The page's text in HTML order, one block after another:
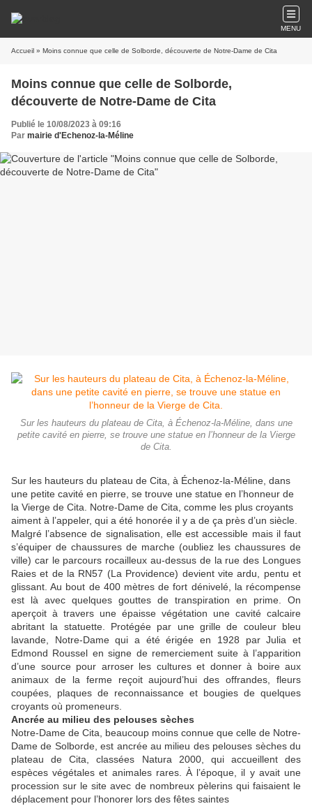
MENU
Accueil » Moins connue que celle de Solborde, découverte de Notre-Dame de Cita
Moins connue que celle de Solborde,
découverte de Notre-Dame de Cita
Publié le 10/08/2023 à 09:16
Par mairie d'Echenoz-la-Méline
Sur les hauteurs du plateau de Cita, à Échenoz-la-Méline, dans une
petite cavité en pierre, se trouve une statue en l’honneur de la Vierge
de Cita.
Sur les hauteurs du plateau de Cita, à Échenoz-la-Méline, dans
une petite cavité en pierre, se trouve une statue en l’honneur de
la Vierge de Cita. Notre-Dame de Cita, comme les plus croyants
aiment à l’appeler, qui a été honorée il y a de ça près d’un siècle.
Malgré l’absence de signalisation, elle est accessible mais il faut
s’équiper de chaussures de marche (oubliez les chaussures de
ville) car le parcours rocailleux au-dessus de la rue des Longues
Raies et de la RN57 (La Providence) devient vite ardu, pentu et
glissant. Au bout de 400 mètres de fort dénivelé, la récompense
est là avec quelques gouttes de transpiration en prime. On
aperçoit à travers une épaisse végétation une cavité calcaire
abritant la statuette. Protégée par une grille de couleur bleu
lavande, Notre-Dame qui a été érigée en 1928 par Julia et
Edmond Roussel en signe de remerciement suite à l’apparition
d’une source pour arroser les cultures et donner à boire aux
animaux de la ferme reçoit aujourd’hui des offrandes, fleurs
coupées, plaques de reconnaissance et bougies de quelques
croyants où promeneurs.
Ancrée au milieu des pelouses sèches
Notre-Dame de Cita, beaucoup moins connue que celle de Notre-
Dame de Solborde, est ancrée au milieu des pelouses sèches du
plateau de Cita, classées Natura 2000, qui accueillent des
espèces végétales et animales rares. À l’époque, il y avait une
procession sur le site avec de nombreux pèlerins qui faisaient le
déplacement pour l’honorer lors des fêtes saintes